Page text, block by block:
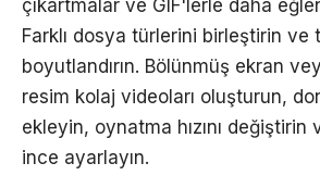
çıkartmalar ve GIF'lerle daha
Farklı dosya türlerini birleştirin ve
boyutlandırın. Bölünmüş ekran
resim kolaj videoları oluşturun,
ekleyin, oynatma hızını değiştirin
ince ayarlayın.